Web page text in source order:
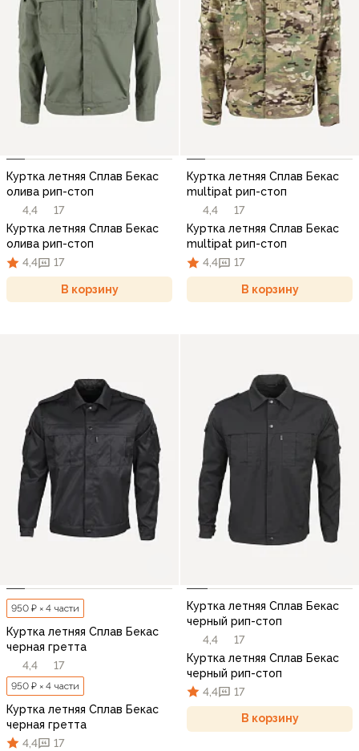
Куртка летняя Сплав Бекас
олива рип-стоп
4,4
17
Куртка летняя Сплав Бекас
олива рип-стоп
4,4
17
В корзину
Куртка летняя Сплав Бекас
multipat рип-стоп
4,4
17
Куртка летняя Сплав Бекас
multipat рип-стоп
4,4
17
В корзину
950 ₽ × 4 части
Куртка летняя Сплав Бекас
черная гретта
4,4
17
950 ₽ × 4 части
Куртка летняя Сплав Бекас
черная гретта
4,4
17
Куртка летняя Сплав Бекас
черный рип-стоп
4,4
17
Куртка летняя Сплав Бекас
черный рип-стоп
4,4
17
В корзину